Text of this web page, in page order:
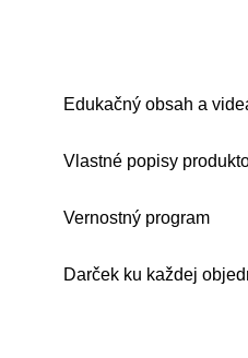
Edukačný obsah a
Vlastné popisy
Vernostný program
Darček ku každej